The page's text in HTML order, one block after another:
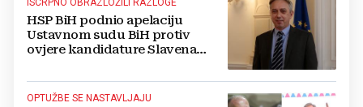
ISCRPNO OBRAZLOŽILI RAZLOGE
HSP BiH podnio apelaciju
Ustavnom sudu BiH protiv
ovjere kandidature Slavena
OPTUŽBE SE NASTAVLJAJU